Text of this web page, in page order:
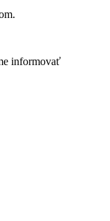
informovať